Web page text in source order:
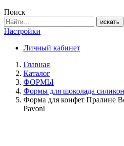
Поиск
искать
Настройки
Личный кабинет
Главная
Каталог
ФОРМЫ
Формы для шоколада силикон
Форма для конфет Пралине
Pavoni